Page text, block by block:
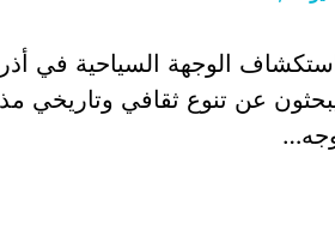
الوجهة السياحية في
عن تنوع ثقافي وتاريخي